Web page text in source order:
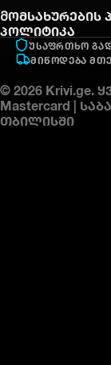
Მომსახურების
პოლიტიკა
ᲣᲡᲐᲤᲠᲗᲮᲝ
ᲛᲘᲬᲝᲓᲔᲑᲐ
©2026Krivi.ge.
Mastercard |
თბილისში